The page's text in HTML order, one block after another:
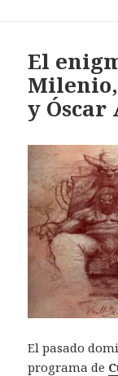
El
y Óscar
El pasado
programa de